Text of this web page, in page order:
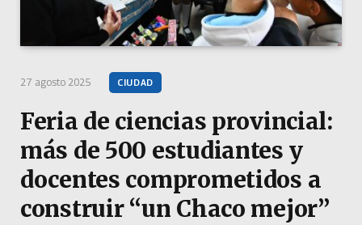
27 agosto 2025 CIUDAD
Feria de ciencias provincial:
más de 500 estudiantes y
docentes comprometidos a
construir “un Chaco mejor”